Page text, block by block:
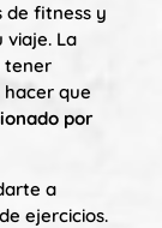
de fitness y
viaje. La
tener
que
por
a
ejercicios.